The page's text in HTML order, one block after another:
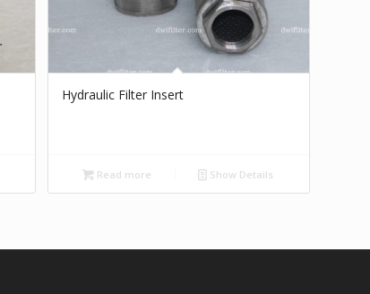
Hydraulic Filter Insert
Read more Show Details